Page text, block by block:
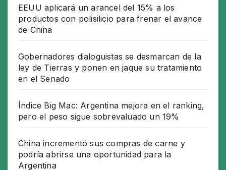
EEUU aplicará un arancel del 15% a los
productos con polisilicio para frenar el avance
de China
Gobernadores dialoguistas se desmarcan de la
ley de Tierras y ponen en jaque su tratamiento
en el Senado
Índice Big Mac: Argentina mejora en el ranking,
pero el peso sigue sobrevaluado un 19%
China incrementó sus compras de carne y
podría abrirse una oportunidad para la
Argentina